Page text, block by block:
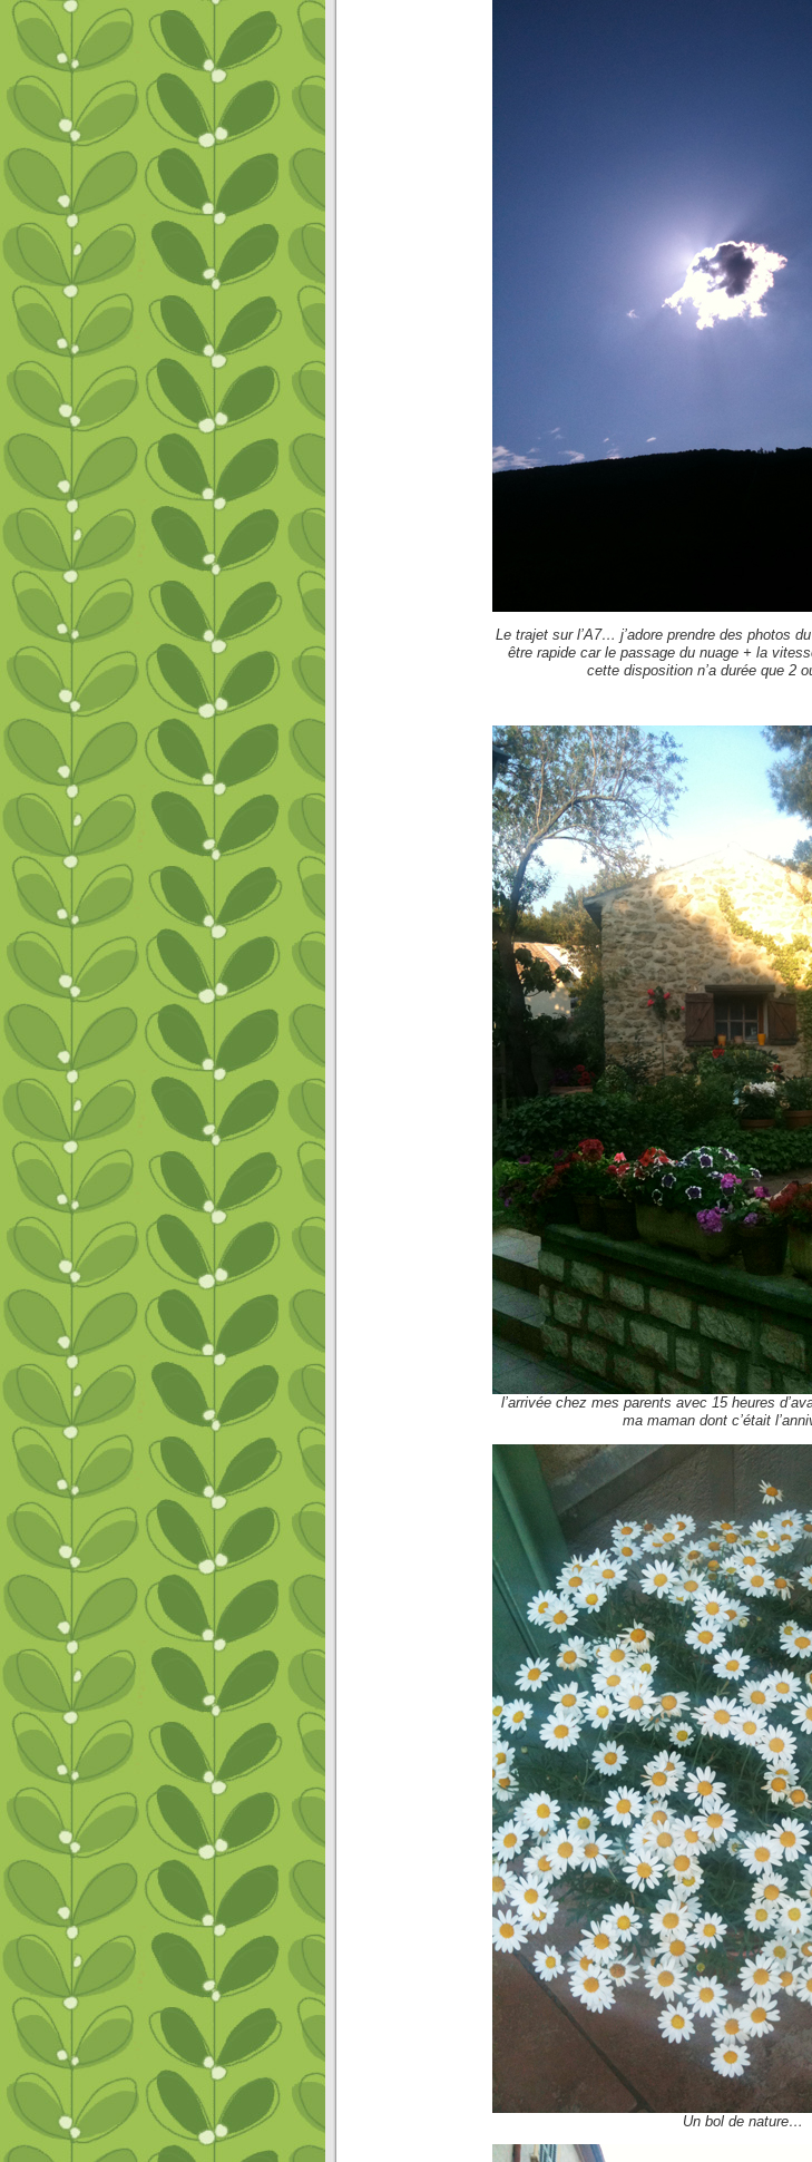
Le trajet sur l’A7… j’adore prendre des photos
être rapide car le passage du nuage + la
cette disposition n’a durée que 2
l’arrivée chez mes parents avec 15 heures
ma maman dont c’était
Un bol de nature…